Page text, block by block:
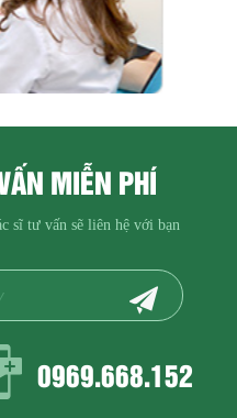
MIỄN PHÍ
sĩ tư vấn sẽ liên hệ với bạn
0969.668.152